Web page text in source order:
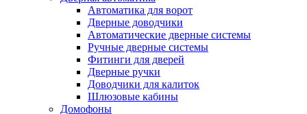
Автоматика для ворот
Дверные доводчики
Автоматические дверные системы
Ручные дверные системы
Фитинги для дверей
Дверные ручки
Доводчики для калиток
Шлюзовые кабины
Домофоны